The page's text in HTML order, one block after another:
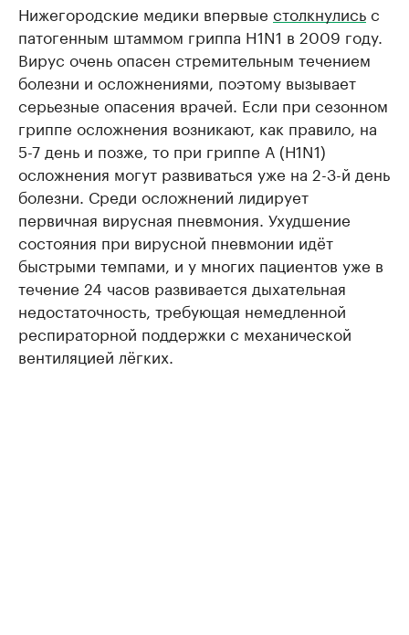
Нижегородские медики впервые столкнулисьс
патогенным штаммом гриппа H1N1 в 2009 году.
Вирус очень опасен стремительным течением
болезни и осложнениями, поэтому вызывает
серьезные опасения врачей. Если при сезонном
гриппе осложнения возникают, как правило, на
5-7 день и позже, то при гриппе А (Н1N1)
осложнения могут развиваться уже на 2-3-й день
болезни. Среди осложнений лидирует
первичная вирусная пневмония. Ухудшение
состояния при вирусной пневмонии идёт
быстрыми темпами, и у многих пациентов уже в
течение 24 часов развивается дыхательная
недостаточность, требующая немедленной
респираторной поддержки с механической
вентиляцией лёгких.